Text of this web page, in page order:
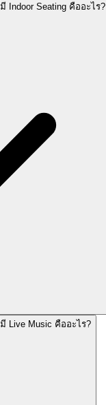
Indoor Seating คืออะไร?
Live Music คืออะไร?